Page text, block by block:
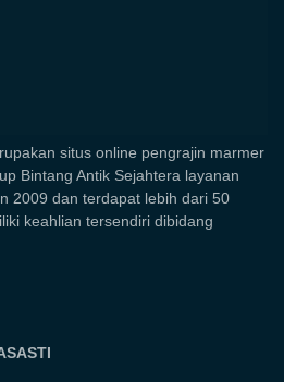
situs online pengrajin marmer
Bintang Antik Sejahtera layanan
2009 dan terdapat lebih dari 50
keahlian tersendiri dibidang